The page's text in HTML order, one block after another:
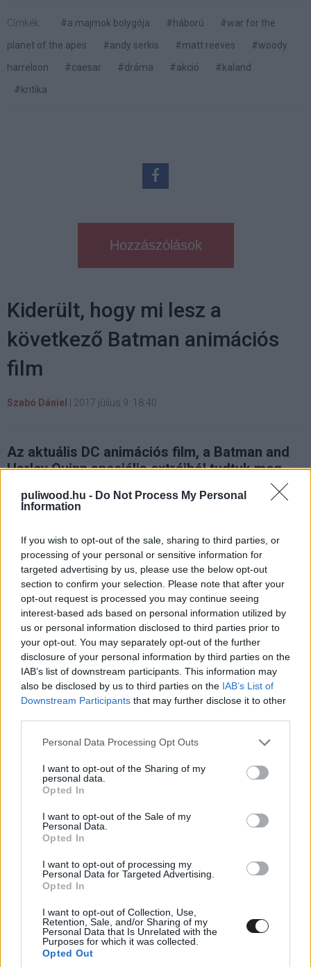
puliwood.hu - Do Not Process My Personal
Information
If you wish to opt-out of the sale, sharing to third parties, or
processing of your personal or sensitive information for
targeted advertising by us, please use the below opt-out
section to confirm your selection. Please note that after your
opt-out request is processed you may continue seeing
interest-based ads based on personal information utilized by
us or personal information disclosed to third parties prior to
your opt-out. You may separately opt-out of the further
disclosure of your personal information by third parties on the
IAB’s list of downstream participants. This information may
also be disclosed by us to third parties on the IAB’s List of
Downstream Participants that may further disclose it to other
Please note that this website/app uses one or more Google
not limited to your visit or usage behaviour. You may click to
grant or deny consent to Google and its third-party tags to
use your data for below specified purposes in below Google
consent section.
Personal Data Processing Opt Outs
I want to opt-out of the Sharing of my
personal data.
Opted In
I want to opt-out of the Sale of my
Personal Data.
Opted In
I want to opt-out of processing my
Personal Data for Targeted Advertising.
Opted In
I want to opt-out of Collection, Use,
Retention, Sale, and/or Sharing of my
Personal Data that Is Unrelated with the
Purposes for which it was collected.
Opted Out
Címkék: #a majmok bolygója #háború
#war for the
planet of the apes
#andy serkis #matt reeves
#woody
harrelson
#caesar #dráma #akció
#kaland
#kritika
Hozzászólások
Kiderült, hogy mi lesz a
következő Batman animációs
film
Szabó Dániel 2017 július 9. 18:40
Az aktuális DC animációs film, a Batman and
Harley Quinn speciális extráiból tudtuk meg,
hogy a következő alkotás a viktoriánus érába
kalauzolja el a Denevérembert, ahol nem
félelmetes Hasfelmetsző Jackkel.
Batman and Harley Quinnlemezes megjelenése ugyan
még arrébb van (külföldön augusztus 29, a hazai dátum
még nem ismert), viszont máris felkerült egy fotó a
borító hátuljáról, ahol az extrák között tisztán
kiolvasható a következő animációs film címe.
Ez a DC Comics Másvilágok (Elseworlds) című
másképpen, avagy: Gotham gázvilágnál" (Batman:
Gotham by Gaslight) című füzetet veszi alapul, amelyet
Guard) írt és a Hellboy atyja, Mike Mignola rajzolt. A
történet a viktoriánus időkben játszódik, amikor Batman
a híres sorozatgyilkosra, a Hasfelmetsző Jackre
vadászik (készült folytatás is Master of the Future
címmel). Ha megjelenik a Batman and Harley Quinn,
akkor megkapjuk majd az ízelítőt is, addig viszont be kell
érnünk a létezésének hírével (de talán a Comic-Conon
mutatnak valamit).